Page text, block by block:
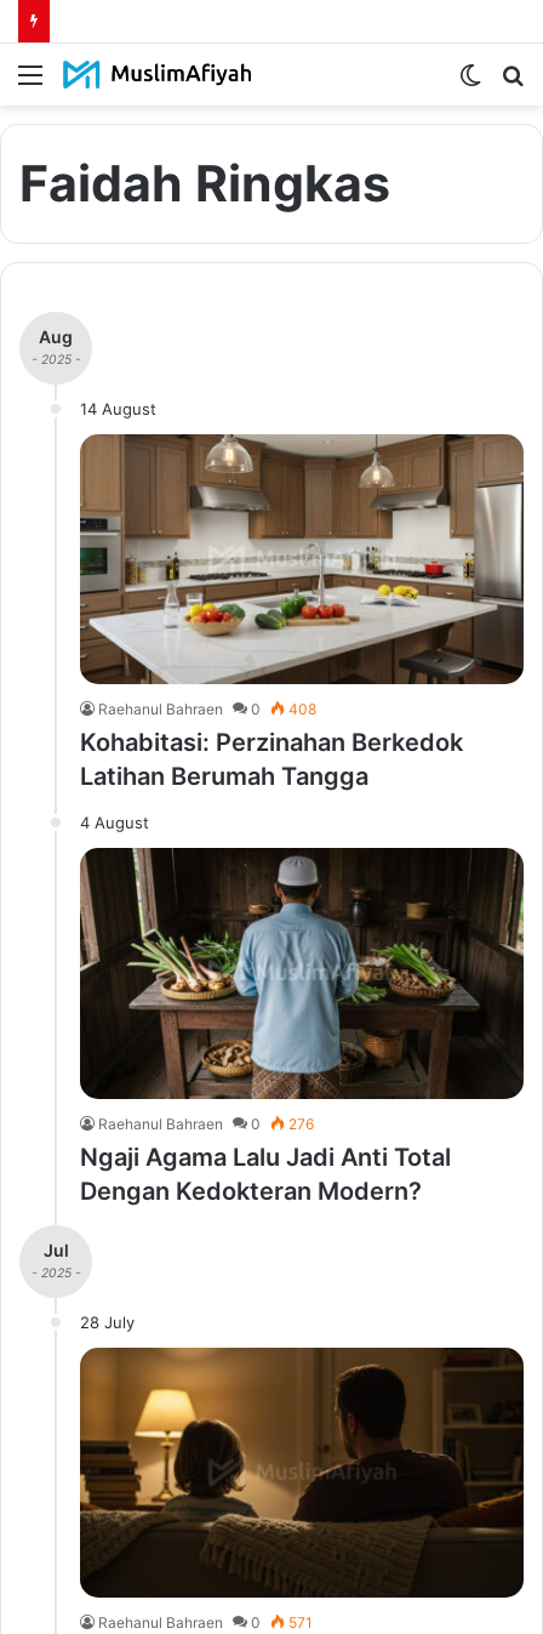
Menu
Switch
Faidah Ringkas
Aug
- 2025 -
14 August
Raehanul Bahraen 0 408
Kohabitasi: Perzinahan Berkedok
Latihan Berumah Tangga
4 August
Raehanul Bahraen 0 276
Ngaji Agama Lalu Jadi Anti Total
Dengan Kedokteran Modern?
Jul
- 2025 -
28 July
Raehanul Bahraen 0 571